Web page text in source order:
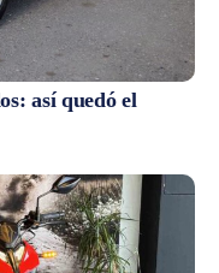
así quedó el